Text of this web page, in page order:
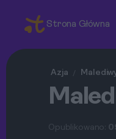
Strona Główna
Azja /
Opublikowano: